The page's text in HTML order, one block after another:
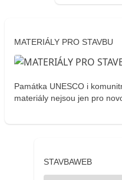
MATERIÁLY PRO STAVBU
Památka UNESCO i
materiály nejsou jen pro
STAVBAWEB